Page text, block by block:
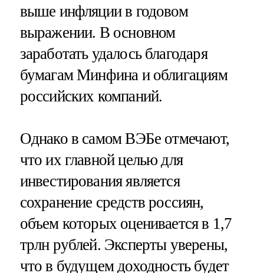
выше инфляции в годовом
выражении. В основном
заработать удалось благодаря
бумагам Минфина и облигациям
российских компаний.
Однако в самом ВЭБе отмечают,
что их главной целью для
инвестирования является
сохранение средств россиян,
объем которых оценивается в 1,7
трлн рублей. Эксперты уверены,
что в будущем доходность будет